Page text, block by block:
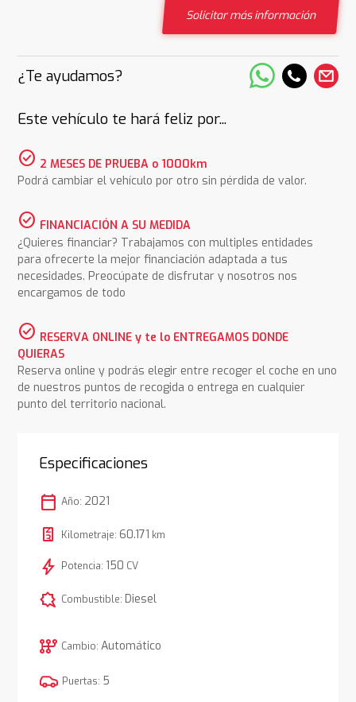
Solicitar más información
¿Te ayudamos?
Este vehículo te hará feliz por...
check_circle 2 MESES DE PRUEBA o 1000km
Podrá cambiar el vehículo por otro sin pérdida de valor.
check_circle FINANCIACIÓN A SU MEDIDA
¿Quieres financiar? Trabajamos con multiples entidades
para ofrecerte la mejor financiación adaptada a tus
necesidades. Preocúpate de disfrutar y nosotros nos
encargamos de todo
check_circle RESERVA ONLINE y te lo ENTREGAMOS DONDE
QUIERAS
Reserva online y podrás elegir entre recoger el coche en uno
de nuestros puntos de recogida o entrega en cualquier
punto del territorio nacional.
Especificaciones
calendar_today Año: 2021
Kilometraje: 60.171 km
bolt Potencia: 150 CV
comic_bubble Combustible: Diesel
auto_transmission Cambio: Automático
Puertas: 5